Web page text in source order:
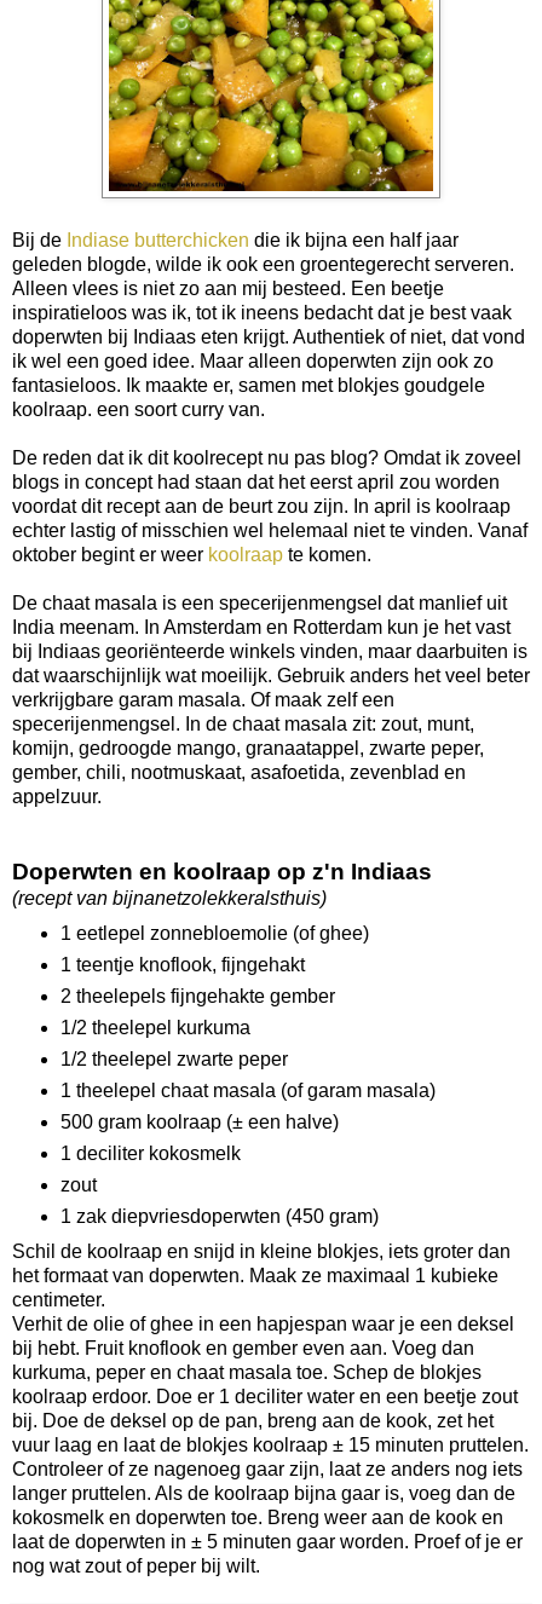
Bij de Indiase butterchicken die ik bijna een half jaar
geleden blogde, wilde ik ook een groentegerecht serveren.
Alleen vlees is niet zo aan mij besteed. Een beetje
inspiratieloos was ik, tot ik ineens bedacht dat je best vaak
doperwten bij Indiaas eten krijgt. Authentiek of niet, dat vond
ik wel een goed idee. Maar alleen doperwten zijn ook zo
fantasieloos. Ik maakte er, samen met blokjes goudgele
koolraap. een soort curry van.
De reden dat ik dit koolrecept nu pas blog? Omdat ik zoveel
blogs in concept had staan dat het eerst april zou worden
voordat dit recept aan de beurt zou zijn. In april is koolraap
echter lastig of misschien wel helemaal niet te vinden. Vanaf
oktober begint er weer koolraap te komen.
De chaat masala is een specerijenmengsel dat manlief uit
India meenam. In Amsterdam en Rotterdam kun je het vast
bij Indiaas georiënteerde winkels vinden, maar daarbuiten is
dat waarschijnlijk wat moeilijk. Gebruik anders het veel beter
verkrijgbare garam masala. Of maak zelf een
specerijenmengsel. In de chaat masala zit: zout, munt,
komijn, gedroogde mango, granaatappel, zwarte peper,
gember, chili, nootmuskaat, asafoetida, zevenblad en
appelzuur.
Doperwten en koolraap op z'n Indiaas
(recept van bijnanetzolekkeralsthuis)
1 eetlepel zonnebloemolie (of ghee)
1 teentje knoflook, fijngehakt
2 theelepels fijngehakte gember
1/2 theelepel kurkuma
1/2 theelepel zwarte peper
1 theelepel chaat masala (of garam masala)
500 gram koolraap (± een halve)
1 deciliter kokosmelk
zout
1 zak diepvriesdoperwten (450 gram)
Schil de koolraap en snijd in kleine blokjes, iets groter dan
het formaat van doperwten. Maak ze maximaal 1 kubieke
centimeter.
Verhit de olie of ghee in een hapjespan waar je een deksel
bij hebt. Fruit knoflook en gember even aan. Voeg dan
kurkuma, peper en chaat masala toe. Schep de blokjes
koolraap erdoor. Doe er 1 deciliter water en een beetje zout
bij. Doe de deksel op de pan, breng aan de kook, zet het
vuur laag en laat de blokjes koolraap ± 15 minuten pruttelen.
Controleer of ze nagenoeg gaar zijn, laat ze anders nog iets
langer pruttelen. Als de koolraap bijna gaar is, voeg dan de
kokosmelk en doperwten toe. Breng weer aan de kook en
laat de doperwten in ± 5 minuten gaar worden. Proef of je er
nog wat zout of peper bij wilt.